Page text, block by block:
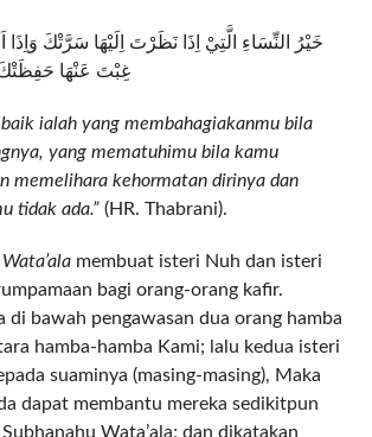
خَيْرُ النِّسَاءِ الَّتِيْ اِذَا نَظَرْتَ اِلَيْهَا سَرَّتْكَ وَاِذَا
غِبْتَ عَنْهَا
ialah yang membahagiakanmu bila
yang mematuhimu bila kamu
memelihara kehormatan dirinya dan
tidak ada.”(HR. Thabrani).
membuat isteri Nuh dan isteri
bagi orang-orang kafir.
di bawah pengawasan dua orang hamba
hamba-hamba Kami; lalu kedua isteri
suaminya (masing-masing), Maka
dapat membantu mereka sedikitpun
Wata’ala; dan dikatakan